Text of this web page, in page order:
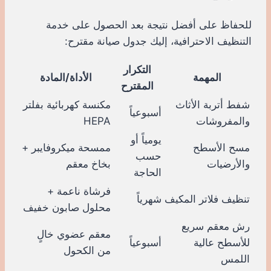
للحفاظ على أفضل نتيجة بعد الحصول على خدمة
التنظيف الاحترافية، إليك جدول صيانة مقترح:
المهمة
التكرار
المقترح
الأداة/المادة
شفط أتربة الأثاث
والمفروشات
أسبوعياً
مكنسة كهربائية بفلتر
HEPA
مسح الأسطح
والأرضيات
يومياً أو
حسب
الحاجة
ممسحة ميكروفايبر +
بخاخ معقم
تنظيف فلاتر المكيف شهرياً
فرشاة ناعمة +
محلول صابون خفيف
رش معقم سريع
للأسطح عالية
اللمس
أسبوعياً
معقم عضوي خالٍ
من الكحول